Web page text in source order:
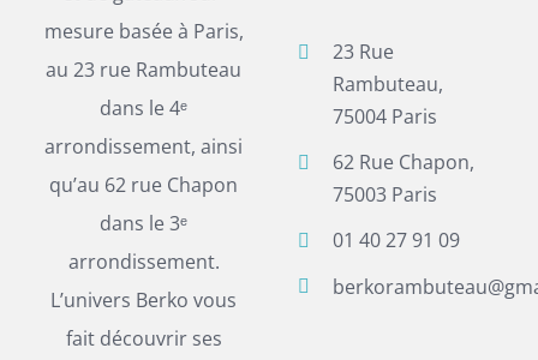
mesure basée à Paris,
au 23 rue Rambuteau
dans le 4ᵉ
arrondissement, ainsi
qu’au 62 rue Chapon
dans le 3ᵉ
arrondissement.
L’univers Berko vous
fait découvrir ses
23 Rue
Rambuteau,
75004 Paris
62 Rue Chapon,
75003 Paris
01 40 27 91 09